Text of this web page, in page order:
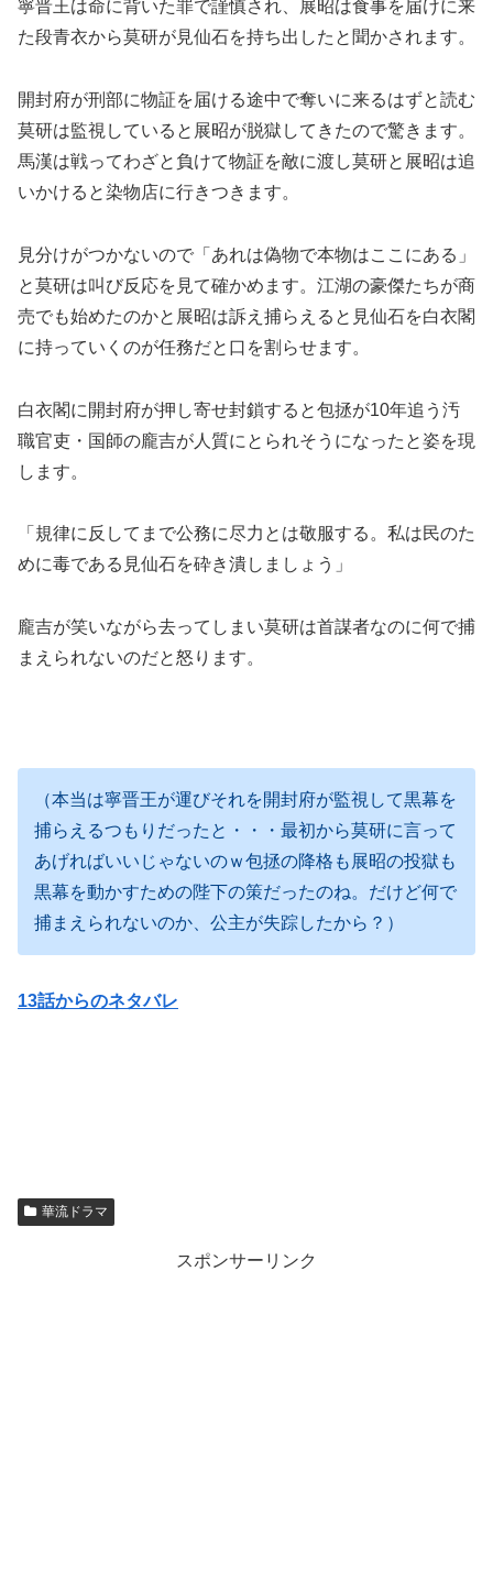
寧晋王は命に背いた罪で謹慎され、展昭は食事を届けに来
た段青衣から莫研が見仙石を持ち出したと聞かされます。
開封府が刑部に物証を届ける途中で奪いに来るはずと読む
莫研は監視していると展昭が脱獄してきたので驚きます。
馬漢は戦ってわざと負けて物証を敵に渡し莫研と展昭は追
いかけると染物店に行きつきます。
見分けがつかないので「あれは偽物で本物はここにある」
と莫研は叫び反応を見て確かめます。江湖の豪傑たちが商
売でも始めたのかと展昭は訴え捕らえると見仙石を白衣閣
に持っていくのが任務だと口を割らせます。
白衣閣に開封府が押し寄せ封鎖すると包拯が10年追う汚
職官吏・国師の龐吉が人質にとられそうになったと姿を現
します。
「規律に反してまで公務に尽力とは敬服する。私は民のた
めに毒である見仙石を砕き潰しましょう」
龐吉が笑いながら去ってしまい莫研は首謀者なのに何で捕
まえられないのだと怒ります。
（本当は寧晋王が運びそれを開封府が監視して黒幕を
捕らえるつもりだったと・・・最初から莫研に言って
あげればいいじゃないのｗ包拯の降格も展昭の投獄も
黒幕を動かすための陛下の策だったのね。だけど何で
捕まえられないのか、公主が失踪したから？）
13話からのネタバレ
華流ドラマ
スポンサーリンク